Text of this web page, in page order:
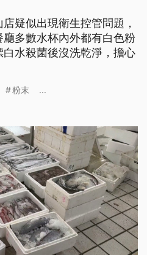
疑似出現衛生控管問題，
多數水杯內外都有白色粉
水殺菌後沒洗乾淨，擔心
粉末 ...